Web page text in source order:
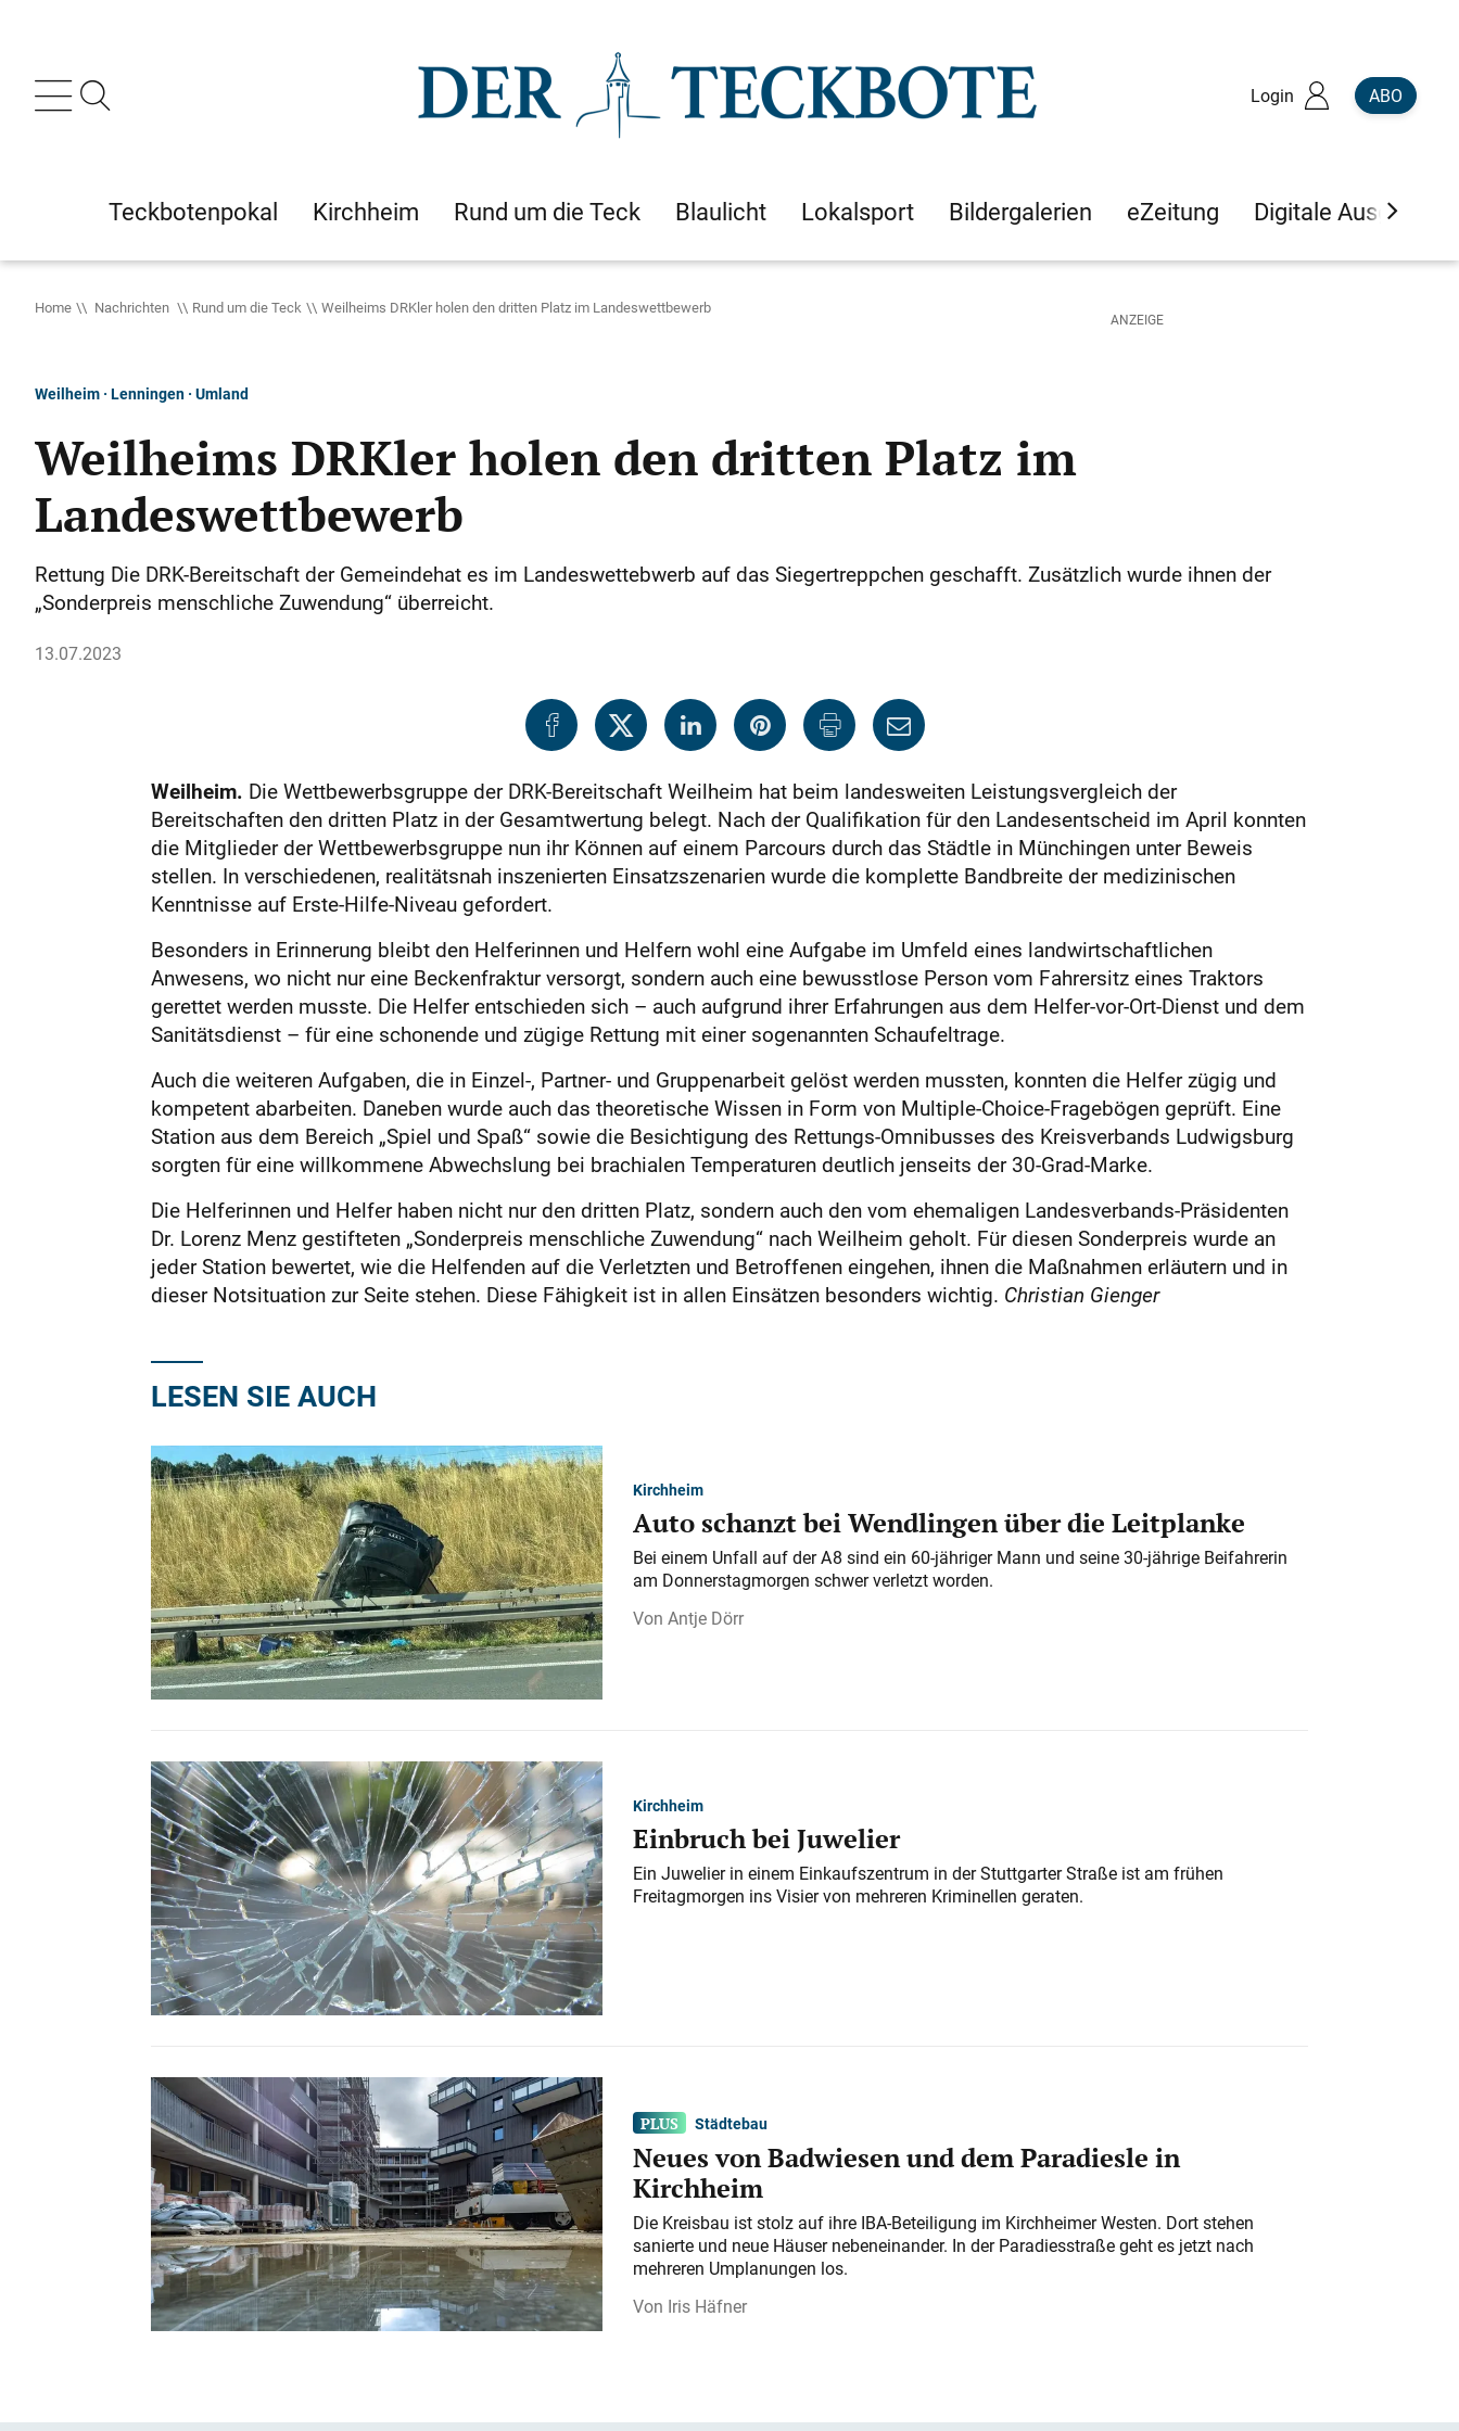
Login ABO
Teckbotenpokal Kirchheim Rund um die Teck Blaulicht Lokalsport Bildergalerien eZeitung Digitale Ausgaben
Home Nachrichten Rund um die Teck Weilheims DRKler holen den dritten Platz im Landeswettbewerb
Weilheim · Lenningen · Umland
Weilheims DRKler holen den dritten Platz im
Landeswettbewerb
Rettung Die DRK-Bereitschaft der Gemeindehat es im Landeswettebwerb auf das Sieger­treppchen geschafft. Zusätzlich wurde ihnen der
„Sonderpreis menschliche Zuwendung“ überreicht.
13.07.2023
Weilheim. Die Wettbewerbsgruppe der DRK-Bereitschaft Weilheim hat beim landesweiten Leistungsvergleich der
Bereitschaften den dritten Platz in der Gesamtwertung belegt. Nach der Qualifikation für den Landesentscheid im April konnten
die Mitglieder der Wettbewerbsgruppe nun ihr Können auf einem Parcours durch das Städtle in Münchingen unter Beweis
stellen. In verschiedenen, realitätsnah inszenierten Einsatz­szenarien wurde die komplette Bandbreite der medizinischen
Kenntnisse auf Erste-Hilfe-Niveau gefordert.
Besonders in Erinnerung bleibt den Helferinnen und Helfern wohl eine Aufgabe im Umfeld eines landwirtschaftlichen
Anwesens, wo nicht nur eine Beckenfraktur versorgt, sondern auch eine bewusstlose Person vom Fahrersitz eines Traktors
gerettet werden musste. Die Helfer entschieden sich – auch aufgrund ihrer Erfahrungen aus dem Helfer-vor-Ort-Dienst und dem
Sanitätsdienst – für eine schonende und zügige Rettung mit einer sogenannten Schaufeltrage.
Auch die weiteren Aufgaben, die in Einzel-, Partner- und Gruppenarbeit gelöst werden mussten, konnten die Helfer zügig und
kompetent abarbeiten. Daneben wurde auch das theoretische Wissen in Form von Multiple-Choice-Fragebögen geprüft. Eine
Station aus dem Bereich „Spiel und Spaß“ sowie die Besichtigung des Rettungs-Omnibusses des Kreisverbands Ludwigsburg
sorgten für eine willkommene Abwechslung bei brachialen Temperaturen deutlich jenseits der 30-Grad-Marke.
Die Helferinnen und Helfer haben nicht nur den dritten Platz, sondern auch den vom ehemaligen Landesverbands-Präsidenten
Dr. Lorenz Menz gestifteten „Sonderpreis menschliche Zuwendung“ nach Weilheim geholt. Für diesen Sonderpreis wurde an
jeder Station bewertet, wie die Helfenden auf die Verletzten und Betroffenen eingehen, ihnen die Maßnahmen erläutern und in
dieser Notsituation zur Seite stehen. Diese Fähigkeit ist in allen Einsätzen besonders wichtig. Christian Gienger
LESEN SIE AUCH
Kirchheim
Auto schanzt bei Wendlingen über die Leitplanke
Bei einem Unfall auf der A 8 sind ein 60-jähriger Mann und seine 30-jährige Beifahrerin
am Donnerstagmorgen schwer verletzt worden.
Antje Dörr
Kirchheim
Einbruch bei Juwelier
Ein Juwelier in einem Einkaufszentrum in der Stuttgarter Straße ist am frühen
Freitagmorgen ins Visier von mehreren Kriminellen geraten.
Städtebau
Neues von Badwiesen und dem Paradiesle in
Kirchheim
Die Kreisbau ist stolz auf ihre IBA-Beteiligung im Kirchheimer Westen. Dort stehen
sanierte und neue Häuser nebeneinander. In der Paradiesstraße geht es jetzt nach
mehreren Umplanungen los.
Iris Häfner